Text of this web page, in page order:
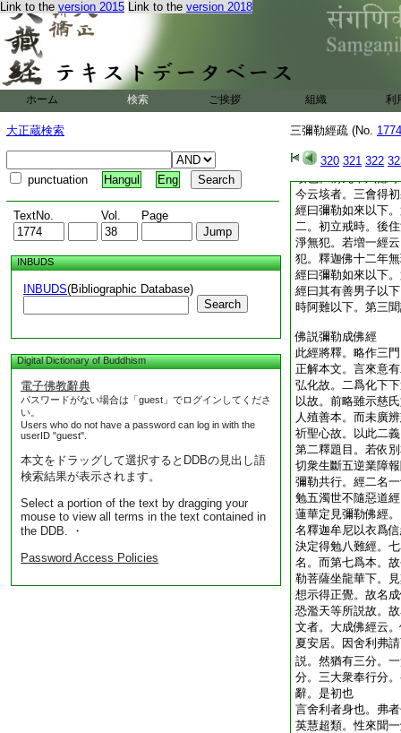
Link to the version 2015 Link to the version 2018
ホーム 検索 ご挨拶 組織 利
大正蔵検索
punctuation Hangul Eng
TextNo. Vol. Page
INBUDS
INBUDS(Bibliographic Database)
Search
Digital Dictionary of Buddhism
電子佛教辭典
パスワードがない場合は「guest」でログインしてくださ
い。
Users who do not have a password can log in with the
userID "guest".
本文をドラッグして選択するとDDBの見出し語
検索結果が表示されます。
Select a portion of the text by dragging your
mouse to view all terms in the text contained in
the DDB. ・
Password Access Policies
三彌勒經疏 (No.
320 321 322
本者三善根也。意
或契經者脩多羅。
曇藏也
名。謂佛本行集經
爲十億。十億百爲
百爲千萬億。千萬
百爲千京。千京百
垓也。前九十六億
今云垓者。三會得
經曰彌勒如來以下
二。初立戒時。後
淨無犯。若増一經
犯。釋迦佛十二年
經曰彌勒如來以下
經曰其有善男子以
時阿難以下。第三
佛説彌勒成佛經
此經將釋。略作三
正解本文。言來意
弘化故。二爲化下
以故。前略雖示慈
人殖善本。而未廣
祈聖心故。以此二
第二釋題目。若依
切衆生斷五逆業障
彌勒共行。經二名
勉五濁世不隨惡道
蓮華定見彌勒佛經
名釋迦牟尼以衣爲
決定得勉八難經。
名。而第七爲本。
勒菩薩坐龍華下。
想示得正覺。故名
恐濫天等所説故。
文者。大成佛經云
夏安居。因舍利弗
説。然猶有三分。
分。三大衆奉行分
辭。是初也
言舍利者身也。弗
英慧超類。性來聞